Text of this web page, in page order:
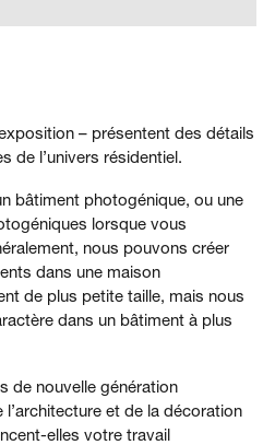
– présentent des détails
de l’univers résidentiel.
bâtiment photogénique, ou une
lorsque vous
nous pouvons créer
dans une maison
de plus petite taille, mais nous
dans un bâtiment à plus
de nouvelle génération
et de la décoration
elles votre travail